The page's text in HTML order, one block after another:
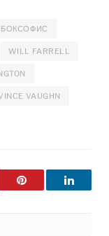
БОКСОФИС
WILL FARRELL
VAUGHN
Pinterest